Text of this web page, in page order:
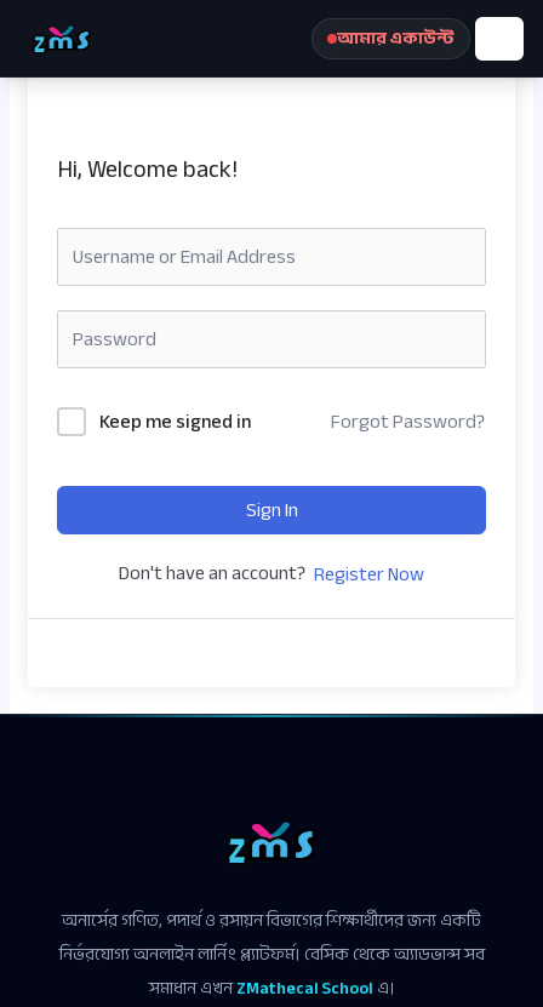
আমার একাউন্ট
Hi, Welcome back!
Keep me signed in Forgot Password?
Sign In
Don't have an account? Register Now
অনার্সের গণিত, পদার্থ ও রসায়ন বিভাগের শিক্ষার্থীদের জন্য একটি
নির্ভরযোগ্য অনলাইন লার্নিং প্ল্যাটফর্ম। বেসিক থেকে অ্যাডভান্স সব
সমাধান এখনZMathecal Schoolএ।